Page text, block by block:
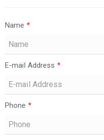
Name *
E-mail Address *
Phone *